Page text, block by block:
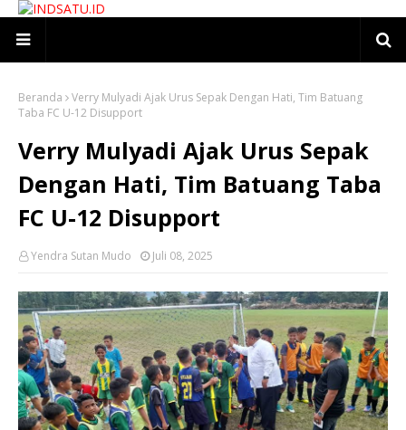
Beranda
Verry Mulyadi Ajak Urus Sepak Dengan Hati, Tim Batuang
Taba FC U-12 Disupport
Verry Mulyadi Ajak Urus Sepak
Dengan Hati, Tim Batuang Taba
FC U-12 Disupport
Yendra Sutan Mudo Juli 08, 2025